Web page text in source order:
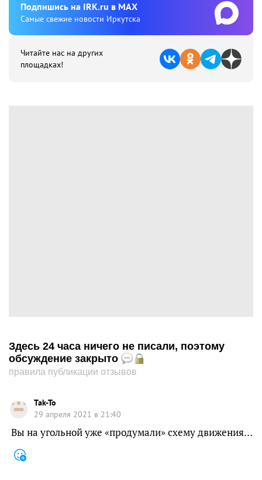
Подпишиcь на IRK.ru в MAX
Cамые свежие новости Иркутска
Читайте нас на других
площадках!
Здесь 24 часа ничего не писали, поэтому
обсуждение закрыто
правила публикации отзывов
Tak-To
29 апреля 2021 в 21:40
Вы на угольной уже «продумали» схему движения…